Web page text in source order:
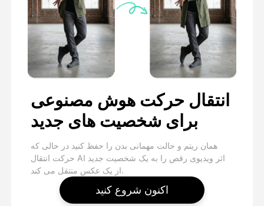
انتقال حرکت هوش مصنوعی
برای شخصیت های جدید
همان ریتم و حالت مهمانی بدن را حفظ کنید در حالی که
حرکت انتقال AI اثر ویدیوی رقص را به یک شخصیت جدید
از یک عکس منتقل می کند.
اکنون شروع کنید